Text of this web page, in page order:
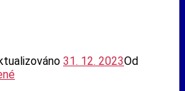
31. 12. 2023Od